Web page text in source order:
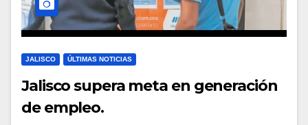
JALISCO ÚLTIMAS NOTICIAS
Jalisco supera meta en generación
de empleo.